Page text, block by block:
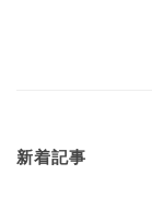
新着記事